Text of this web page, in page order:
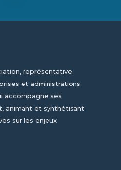
représentative
et administrations
accompagne ses
animant et synthétisant
sur les enjeux